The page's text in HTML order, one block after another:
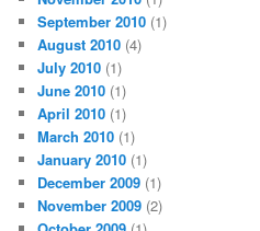
September 2010 (1)
August 2010 (4)
July 2010 (1)
June 2010 (1)
April 2010 (1)
March 2010 (1)
January 2010 (1)
December 2009 (1)
November 2009 (2)